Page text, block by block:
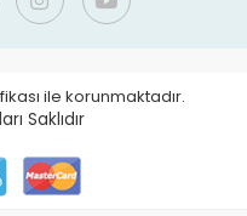
ile korunmaktadır.
Saklıdır